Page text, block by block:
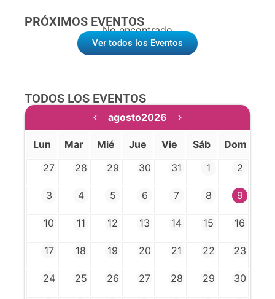
PRÓXIMOS EVENTOS
No encontrado
Ver todos los Eventos
TODOS LOS EVENTOS
agosto2026
Lun Mar Mié Jue Vie Sáb
Dom
27
28 29 30 31 1 2
3 4 5 6 7 8 9
10 11 12 13 14 15 16
17 18 19 20 21 22 23
24 25 26 27 28 29 30